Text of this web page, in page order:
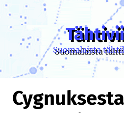
Skip
content
Suomalaista